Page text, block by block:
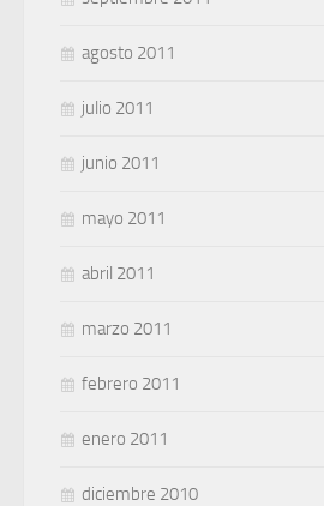
agosto 2011
julio 2011
junio 2011
mayo 2011
abril 2011
marzo 2011
febrero 2011
enero 2011
diciembre 2010